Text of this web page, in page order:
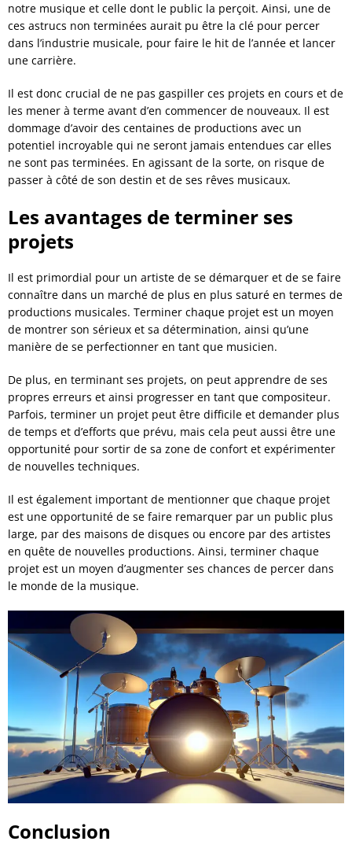
notre musique et celle dont le public la perçoit. Ainsi, une de
ces astrucs non terminées aurait pu être la clé pour percer
dans l’industrie musicale, pour faire le hit de l’année et lancer
une carrière.
Il est donc crucial de ne pas gaspiller ces projets en cours et de
les mener à terme avant d’en commencer de nouveaux. Il est
dommage d’avoir des centaines de productions avec un
potentiel incroyable qui ne seront jamais entendues car elles
ne sont pas terminées. En agissant de la sorte, on risque de
passer à côté de son destin et de ses rêves musicaux.
Les avantages de terminer ses
projets
Il est primordial pour un artiste de se démarquer et de se faire
connaître dans un marché de plus en plus saturé en termes de
productions musicales. Terminer chaque projet est un moyen
de montrer son sérieux et sa détermination, ainsi qu’une
manière de se perfectionner en tant que musicien.
De plus, en terminant ses projets, on peut apprendre de ses
propres erreurs et ainsi progresser en tant que compositeur.
Parfois, terminer un projet peut être difficile et demander plus
de temps et d’efforts que prévu, mais cela peut aussi être une
opportunité pour sortir de sa zone de confort et expérimenter
de nouvelles techniques.
Il est également important de mentionner que chaque projet
est une opportunité de se faire remarquer par un public plus
large, par des maisons de disques ou encore par des artistes
en quête de nouvelles productions. Ainsi, terminer chaque
projet est un moyen d’augmenter ses chances de percer dans
le monde de la musique.
Conclusion